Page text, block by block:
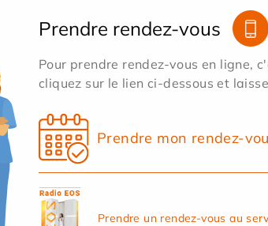
Prendre rendez-vous
Pour prendre rendez-vous en ligne,
cliquez sur le lien ci-dessous et
Prendre mon rendez-
Prendre un rendez-vous au